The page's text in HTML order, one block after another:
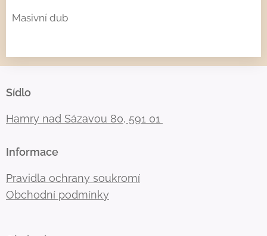
Masivní dub
Sídlo
Hamry nad Sázavou 80, 591 01
Informace
Pravidla ochrany soukromí
Obchodní podmínky